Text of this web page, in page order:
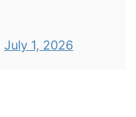
July 1, 2026